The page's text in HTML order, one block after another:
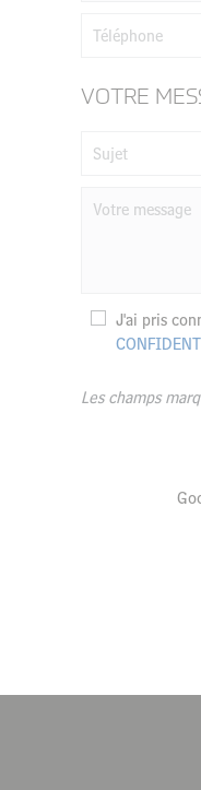
VOTRE
J'ai pris
Les champs